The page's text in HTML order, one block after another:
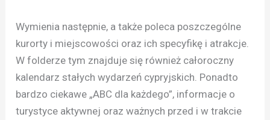
Wymienia następnie, a także poleca poszczególne
kurorty i miejscowości oraz ich specyfikę i atrakcje.
W folderze tym znajduje się również całoroczny
kalendarz stałych wydarzeń cypryjskich. Ponadto
bardzo ciekawe „ABC dla każdego”, informacje o
turystyce aktywnej oraz ważnych przed i w trakcie